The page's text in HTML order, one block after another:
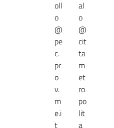
oll
o
@
pe
c.
pr
o
v.
m
e.i
t
al
o
@
cit
ta
m
et
ro
po
lit
a